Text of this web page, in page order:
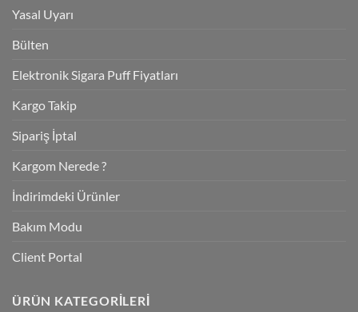
Yasal Uyarı
Bülten
Elektronik Sigara Puff Fiyatları
Kargo Takip
Sipariş İptal
Kargom Nerede ?
İndirimdeki Ürünler
Bakım Modu
Client Portal
ÜRÜN KATEGORILERI